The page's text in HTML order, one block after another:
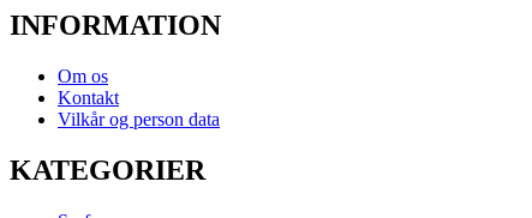
INFORMATION
Om os
Kontakt
Vilkår og person data
KATEGORIER